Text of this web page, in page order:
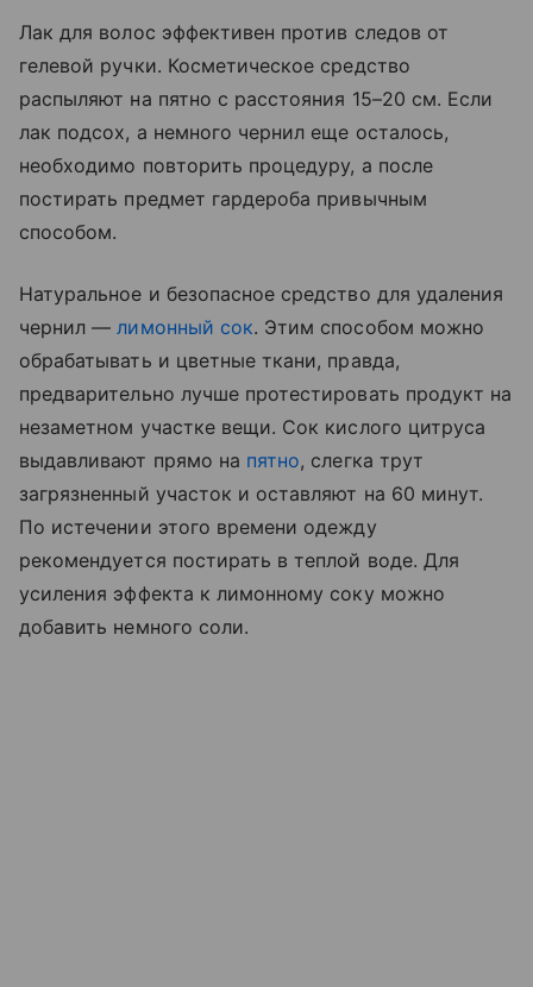
Лак для волос эффективен против следов от
гелевой ручки. Косметическое средство
распыляют на пятно с расстояния 15–20 см. Если
лак подсох, а немного чернил еще осталось,
необходимо повторить процедуру, а после
постирать предмет гардероба привычным
способом.
Натуральное и безопасное средство для удаления
чернил — лимонный сок. Этим способом можно
обрабатывать и цветные ткани, правда,
предварительно лучше протестировать продукт на
незаметном участке вещи. Сок кислого цитруса
выдавливают прямо на пятно, слегка трут
загрязненный участок и оставляют на 60 минут.
По истечении этого времени одежду
рекомендуется постирать в теплой воде. Для
усиления эффекта к лимонному соку можно
добавить немного соли.